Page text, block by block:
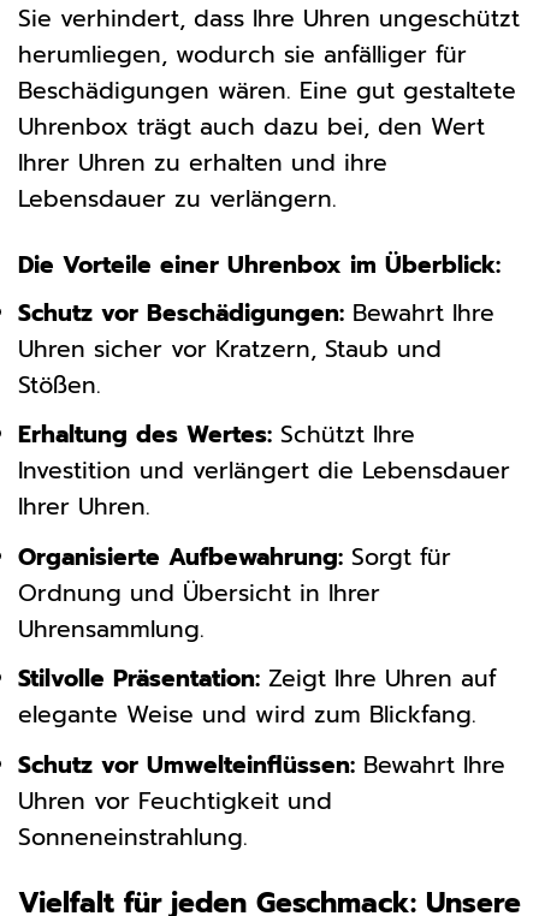
Sie verhindert, dass Ihre Uhren ungeschützt
herumliegen, wodurch sie anfälliger für
Beschädigungen wären. Eine gut gestaltete
Uhrenbox trägt auch dazu bei, den Wert
Ihrer Uhren zu erhalten und ihre
Lebensdauer zu verlängern.
Die Vorteile einer Uhrenbox im Überblick:
Schutz vor Beschädigungen: Bewahrt Ihre
Uhren sicher vor Kratzern, Staub und
Stößen.
Erhaltung des Wertes: Schützt Ihre
Investition und verlängert die Lebensdauer
Ihrer Uhren.
Organisierte Aufbewahrung: Sorgt für
Ordnung und Übersicht in Ihrer
Uhrensammlung.
Stilvolle Präsentation: Zeigt Ihre Uhren auf
elegante Weise und wird zum Blickfang.
Schutz vor Umwelteinflüssen: Bewahrt Ihre
Uhren vor Feuchtigkeit und
Sonneneinstrahlung.
Vielfalt für jeden Geschmack: Unsere